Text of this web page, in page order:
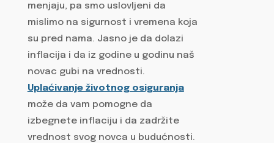
menjaju, pa smo uslovljeni da
mislimo na sigurnost i vremena koja
su pred nama. Jasno je da dolazi
inflacija i da iz godine u godinu naš
novac gubi na vrednosti.
Uplaćivanje životnog osiguranja
može da vam pomogne da
izbegnete inflaciju i da zadržite
vrednost svog novca u budućnosti.